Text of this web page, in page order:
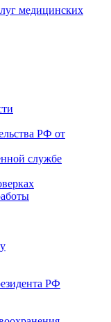
медицинскиx
РФ от
службе
РФ